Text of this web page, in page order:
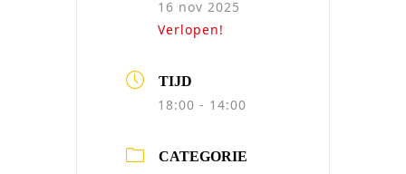
16 nov 2025
Verlopen!
TIJD
18:00 - 14:00
CATEGORIE